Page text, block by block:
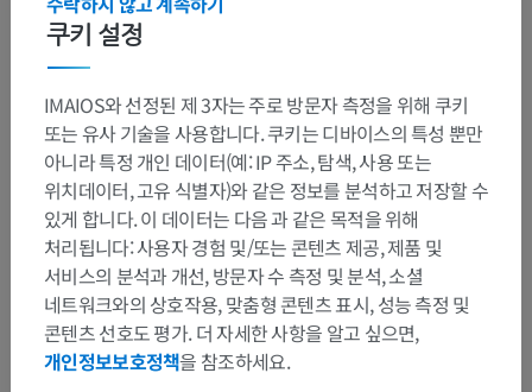
쿠키 설정
IMAIOS와 선정된 제 3자는 주로 방문자 측정을 위해 쿠키
또는 유사 기술을 사용합니다. 쿠키는 디바이스의 특성 뿐만
아니라 특정 개인 데이터(예: IP 주소, 탐색, 사용 또는
위치데이터, 고유 식별자)와 같은 정보를 분석하고 저장할 수
있게 합니다. 이 데이터는 다음 과 같은 목적을 위해
처리됩니다: 사용자 경험 및/또는 콘텐츠 제공, 제품 및
서비스의 분석과 개선, 방문자 수 측정 및 분석, 소셜
네트워크와의 상호작용, 맞춤형 콘텐츠 표시, 성능 측정 및
콘텐츠 선호도 평가. 더 자세한 사항을 알고 싶으면,
개인정보보호정책을 참조하세요.